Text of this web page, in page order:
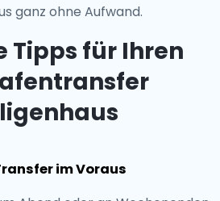
ganz ohne Aufwand.
Tipps für Ihren
im Voraus